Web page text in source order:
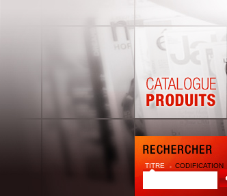
TITRE CODIFICATION